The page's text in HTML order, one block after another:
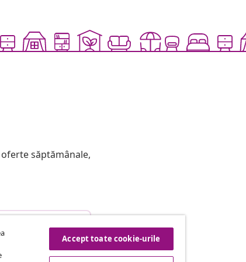
săptămânale,
din contract
Accept toate cookie-urile